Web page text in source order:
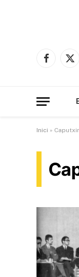
Facebook
X
Inici »